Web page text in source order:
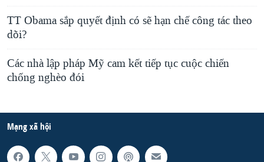
TT Obama sắp quyết định có sẽ hạn chế công tác theo
dõi?
Các nhà lập pháp Mỹ cam kết tiếp tục cuộc chiến
chống nghèo đói
Mạng xã hội